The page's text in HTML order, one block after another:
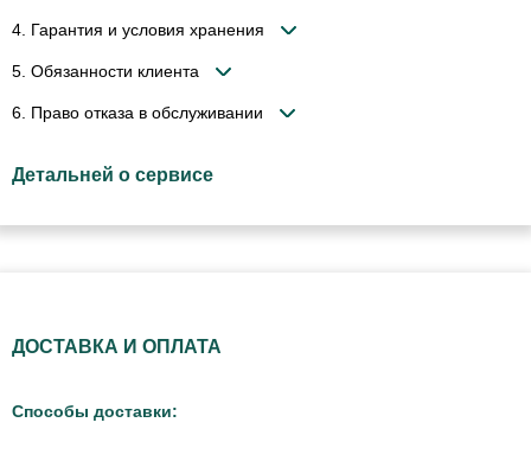
4. Гарантия и условия хранения
5. Обязанности клиента
6. Право отказа в обслуживании
Детальней о сервисе
ДОСТАВКА И ОПЛАТА
Способы доставки: